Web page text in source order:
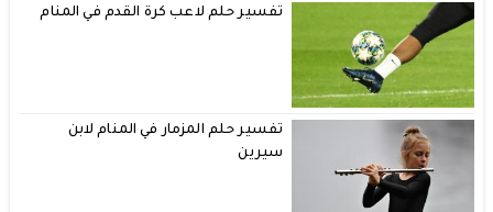
تفسير حلم لاعب كرة القدم في المنام
تفسير حلم المزمار في المنام لابن
سيرين